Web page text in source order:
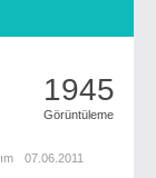
1945
Görüntüleme
07.06.2011